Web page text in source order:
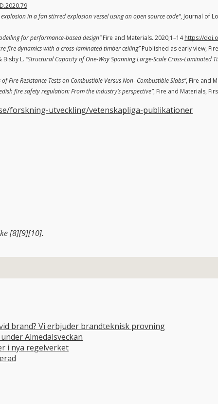
in a fan stirred explosion vessel using an open source code”, Journal of
for performance‐based design”Fire and Materials. 2020;1–14https://
fire dynamics with a cross-laminated timber ceiling”Published as early view,
Bisby L. ”Structural Capacity of One-Way Spanning Large-Scale Cross-Laminated
Fire Resistance Tests on Combustible Versus Non- Combustible Slabs”, Fire and
fire safety regulation: From the industry’s perspective”, Fire and Materials,
forskning-utveckling/vetenskapliga-publikationer
[8][9][10].
brand? Vi erbjuder brandteknisk provning
Almedalsveckan
i nya regelverket